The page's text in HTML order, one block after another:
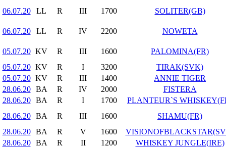
06.07.20
LL R III 1700 SOLITER(GB)
06.07.20 LL R IV 2200 NOWETA
05.07.20 KV R III 1600
PALOMINA(FR)
05.07.20 KV R I 3200
TIRAK(SVK)
05.07.20 KV R III 1400
ANNIE TIGER
28.06.20
BA R IV 2000
FISTERA
28.06.20
BA R I 1700
PLANTEUR`S
28.06.20
BA R III 1600
SHAMU(FR)
28.06.20
BA R V 1600
28.06.20
BA R II 1200
WHISKEY JUNGLE(IRE)